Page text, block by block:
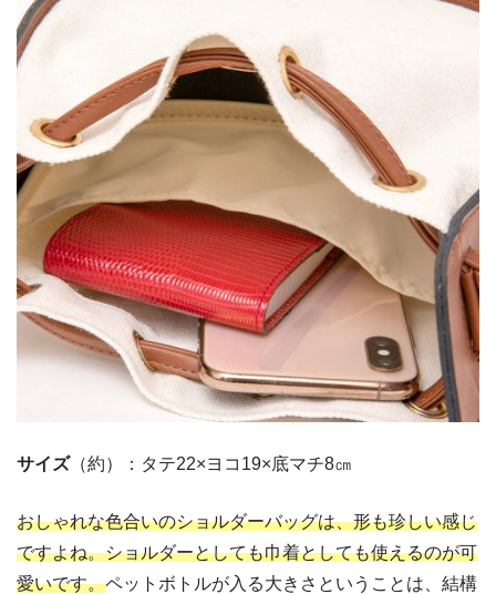
サイズ（約）：タテ22×ヨコ19×底マチ8㎝
おしゃれな色合いのショルダーバッグは、形も珍しい感じ
ですよね。ショルダーとしても巾着としても使えるのが可
愛いです。ペットボトルが入る大きさということは、結構